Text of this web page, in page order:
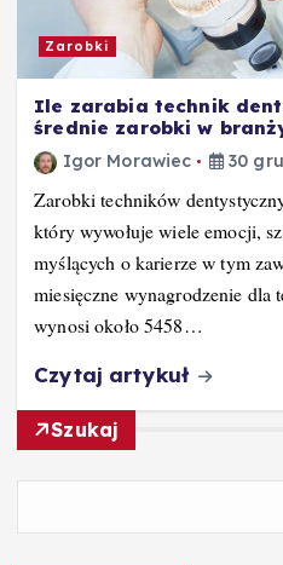
Zarobki
Ile zarabia technik
średnie zarobki w
Igor Morawiec 30
Zarobki techników
który wywołuje wiele emocji,
myślących o karierze w tym
miesięczne wynagrodzenie dla
wynosi około 5458…
Czytaj artykuł
Szukaj